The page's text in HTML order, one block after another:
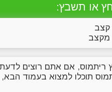
או תשבץ:
קצב
מקצב
ריתמוס, אם אתם רוצים
תוכלו למצוא בעמוד